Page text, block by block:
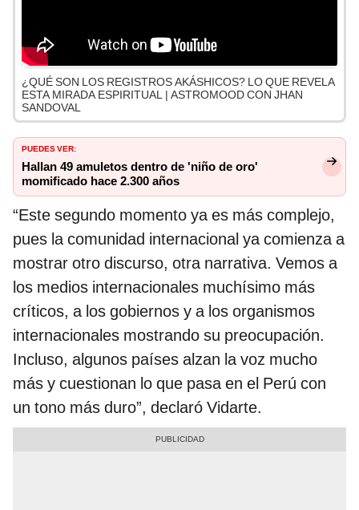
¿QUÉ SON LOS REGISTROS AKÁSHICOS? LO QUE REVELA
ESTA MIRADA ESPIRITUAL | ASTROMOOD CON JHAN
SANDOVAL
PUEDES VER:
Hallan 49 amuletos dentro de 'niño de oro'
momificado hace 2.300 años
“Este segundo momento ya es más complejo,
pues la comunidad internacional ya comienza a
mostrar otro discurso, otra narrativa. Vemos a
los medios internacionales muchísimo más
críticos, a los gobiernos y a los organismos
internacionales mostrando su preocupación.
Incluso, algunos países alzan la voz mucho
más y cuestionan lo que pasa en el Perú con
un tono más duro”, declaró Vidarte.